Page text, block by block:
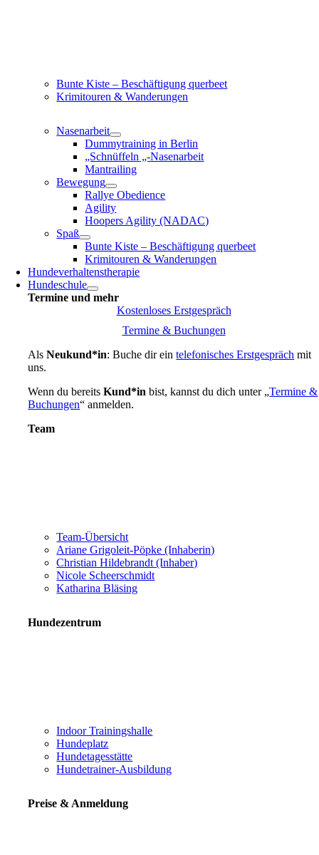
Bunte Kiste – Beschäftigung querbeet
Krimitouren & Wanderungen
Nasenarbeit
Dummytraining in Berlin
„Schnüffeln „-Nasenarbeit
Mantrailing
Bewegung
Rallye Obedience
Agility
Hoopers Agility (NADAC)
Spaß
Bunte Kiste – Beschäftigung querbeet
Krimitouren & Wanderungen
Hundeverhaltenstherapie
Hundeschule
Termine und mehr
Kostenloses Erstgespräch
Termine & Buchungen
AlsNeukund*in: Buche dir eintelefonisches Erstgespräch mit
uns.
Wenn du bereitsKund*in bist, kannst du dich unter „Termine &
Buchungen“ anmelden.
Team
Team-Übersicht
Ariane Grigoleit-Pöpke (Inhaberin)
Christian Hildebrandt (Inhaber)
Nicole Scheerschmidt
Katharina Bläsing
Hundezentrum
Indoor Trainingshalle
Hundeplatz
Hundetagesstätte
Hundetrainer-Ausbildung
Preise & Anmeldung